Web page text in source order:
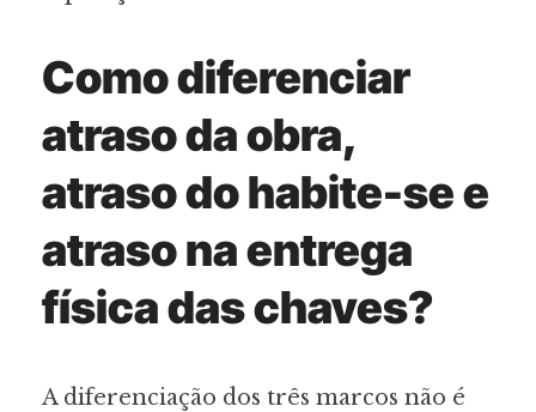
Como diferenciar
atraso da obra,
atraso do habite-se e
atraso na entrega
física das chaves?
A diferenciação dos três marcos não é